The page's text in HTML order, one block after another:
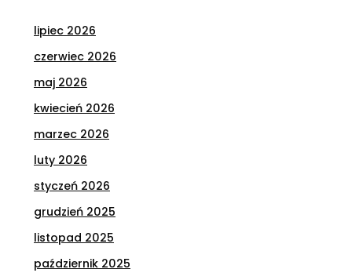
lipiec 2026
czerwiec 2026
maj 2026
kwiecień 2026
marzec 2026
luty 2026
styczeń 2026
grudzień 2025
listopad 2025
październik 2025